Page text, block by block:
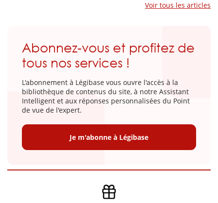
Voir tous les articles
Abonnez-vous et profitez de
tous nos services !
L'abonnement à Légibase vous ouvre l'accès à la
bibliothèque de contenus du site, à notre Assistant
Intelligent et aux réponses personnalisées du Point
de vue de l'expert.
Je m'abonne à Légibase